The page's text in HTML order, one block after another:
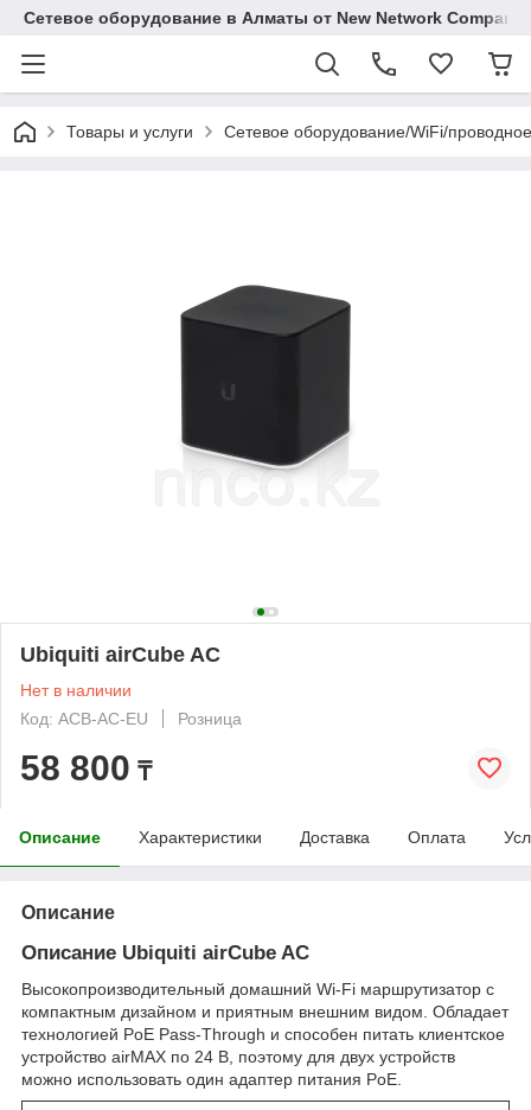
Сетевое оборудование в Алматы от New Network Company
Товары и услуги Сетевое оборудование/WiFi/проводное
Ubiquiti airCube AC
Нет в наличии
Код: ACB-AC-EU
Розница
58 800 ₸
Описание Характеристики Доставка Оплата
Описание
Описание Ubiquiti airCube AC
Высокопроизводительный домашний Wi-Fi маршрутизатор с
компактным дизайном и приятным внешним видом. Обладает
технологией PoE Pass-Through и способен питать клиентское
устройство airMAX по 24 В, поэтому для двух устройств
можно использовать один адаптер питания PoE.